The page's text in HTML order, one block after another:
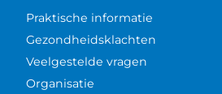
Praktische informatie
Gezondheidsklachten
Veelgestelde vragen
Organisatie